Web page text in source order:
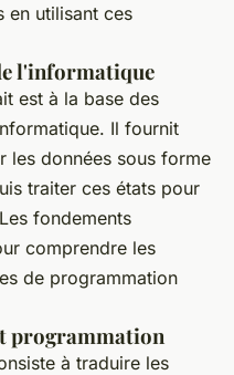
en utilisant ces
l'informatique
est à la base des
Il fournit
les données sous forme
traiter ces états pour
fondements
comprendre les
de programmation
programmation
à traduire les